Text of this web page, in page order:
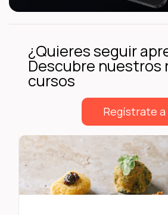
¿Quieres seguir
Descubre nuestros
cursos
Regístrate